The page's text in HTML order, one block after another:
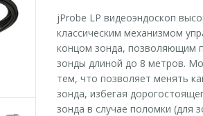
jProbe LP видеоэндоскоп
классическим механизмом
концом зонда, позволяющим
зонды длиной до 8 метров.
тем, что позволяет менять
зонда, избегая
зонда в случае поломки (для